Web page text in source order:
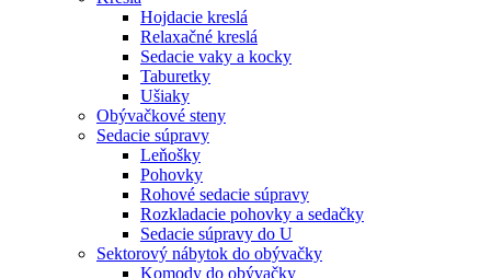
Hojdacie kreslá
Relaxačné kreslá
Sedacie vaky a kocky
Taburetky
Ušiaky
Obývačkové steny
Sedacie súpravy
Leňošky
Pohovky
Rohové sedacie súpravy
Rozkladacie pohovky a sedačky
Sedacie súpravy do U
Sektorový nábytok do obývačky
Komody do obývačky